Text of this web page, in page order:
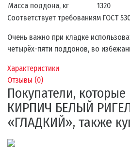
Масса поддона, кг
1320
Соответствует требованиям ГОСТ
Очень важно при кладке
четырёх-пяти поддонов, во
Характеристики
Отзывы (0)
Покупатели,
КИРПИЧ БЕЛЫЙ
«ГЛАДКИЙ», также